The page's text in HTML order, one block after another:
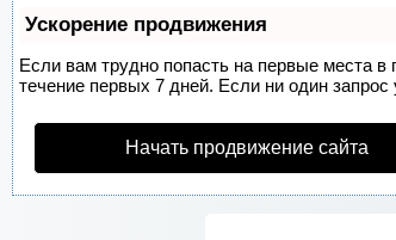
Ускорение продвижения
Если вам трудно попасть на первые места в
течение первых 7 дней. Если ни один
Начать продвижение сайта